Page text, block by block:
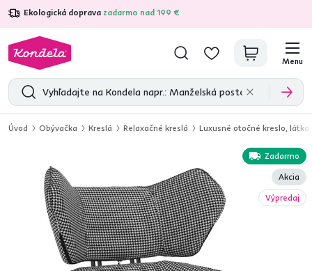
Ekologická doprava zadarmo nad 199 €
4,7 31 285overených produktových recenzií
Menu
Úvod Obývačka Kreslá Relaxačné kreslá Luxusné otočné kreslo,
Zadarmo
Akcia
Výpredaj